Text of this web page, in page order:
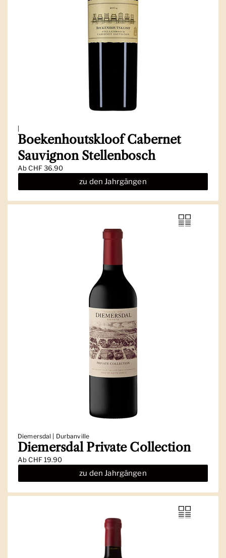
|
Boekenhoutskloof Cabernet
Sauvignon Stellenbosch
AbCHF 36.90
zu den Jahrgängen
Diemersdal | Durbanville
Diemersdal Private Collection
AbCHF 19.90
zu den Jahrgängen